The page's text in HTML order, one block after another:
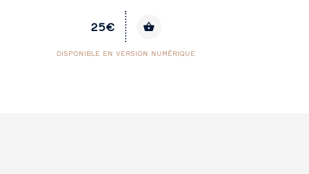
36€
DISPONIBLE EN VERSION NUMÉRIQUE